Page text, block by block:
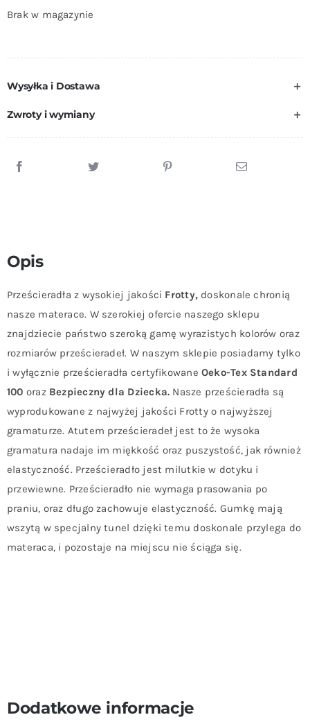
Brak w magazynie
Wysyłka i Dostawa
Zwroty i wymiany
Opis
Prześcieradła z wysokiej jakości Frotty, doskonale chronią
nasze materace. W szerokiej ofercie naszego sklepu
znajdziecie państwo szeroką gamę wyrazistych kolorów oraz
rozmiarów prześcieradeł. W naszym sklepie posiadamy tylko
i wyłącznie prześcieradła certyfikowane Oeko-Tex Standard
100 oraz Bezpieczny dla Dziecka. Nasze prześcieradła są
wyprodukowane z najwyżej jakości Frotty o najwyższej
gramaturze. Atutem prześcieradeł jest to że wysoka
gramatura nadaje im miękkość oraz puszystość, jak również
elastyczność. Prześcieradło jest milutkie w dotyku i
przewiewne. Prześcieradło nie wymaga prasowania po
praniu, oraz długo zachowuje elastyczność. Gumkę mają
wszytą w specjalny tunel dzięki temu doskonale przylega do
materaca, i pozostaje na miejscu nie ściąga się.
Dodatkowe informacje